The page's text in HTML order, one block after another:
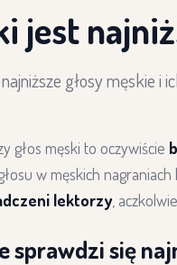
jest
głosy męskie i
głos męski to oczywiście
w męskich nagraniach
lektorzy,
sprawdzi się